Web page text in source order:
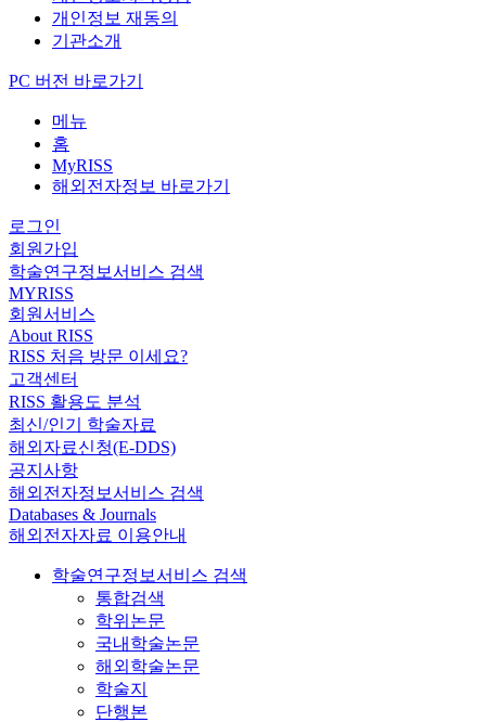
개인정보 재동의
기관소개
PC 버전 바로가기
메뉴
홈
MyRISS
해외전자정보 바로가기
로그인
회원가입
학술연구정보서비스 검색
MYRISS
회원서비스
About RISS
RISS 처음 방문 이세요?
고객센터
RISS 활용도 분석
최신/인기 학술자료
해외자료신청(E-DDS)
공지사항
해외전자정보서비스 검색
Databases & Journals
해외전자자료 이용안내
학술연구정보서비스 검색
통합검색
학위논문
국내학술논문
해외학술논문
학술지
단행본